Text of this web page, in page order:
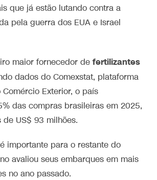
que já estão lutando contra a
pela guerra dos EUA e Israel
maior fornecedor defertilizantes
dados do Comexstat, plataforma
Exterior, o país
das compras brasileiras em 2025,
US$ 93 milhões.
importante para o restante do
avaliou seus embarques em mais
no ano passado.